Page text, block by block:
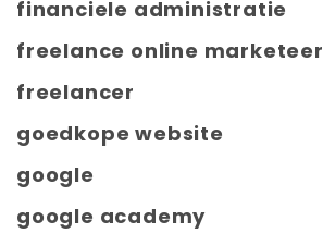
financiele administratie
freelance online marketeer
freelancer
goedkope website
google
google academy